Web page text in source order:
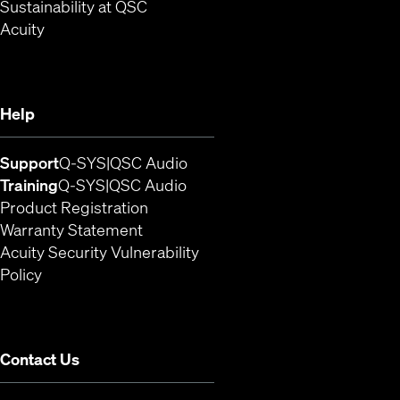
Sustainability at QSC
Acuity(Opens in new window)
Help
SupportQ-SYS(Opens in new window)
QSC Audio(Opens in new window)
TrainingQ-SYS(Opens in new window)
QSC Audio(Opens in new window)
Product Registration
Warranty Statement
Acuity Security Vulnerability
Policy(Opens in new window)
Contact Us